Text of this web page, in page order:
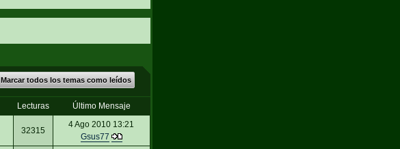
Marcar todos los temas como leídos
Lecturas
Último Mensaje
32315
4 Ago 2010 13:21
Gsus77